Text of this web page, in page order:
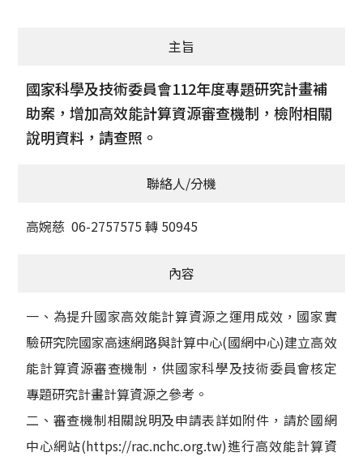
活動訊息
學術榮譽
其他
主旨
國家科學及技術委員會112年度專題研究計畫補
助案，增加高效能計算資源審查機制，檢附相關
說明資料，請查照。
聯絡人/分機
高婉慈 06-2757575 轉 50945
內容
一、為提升國家高效能計算資源之運用成效，國家實
驗研究院國家高速網路與計算中心(國網中心)建立高效
能計算資源審查機制，供國家科學及技術委員會核定
專題研究計畫計算資源之參考。
二、審查機制相關說明及申請表詳如附件，請於國網
中心網站(https://rac.nchc.org.tw)進行高效能計算資